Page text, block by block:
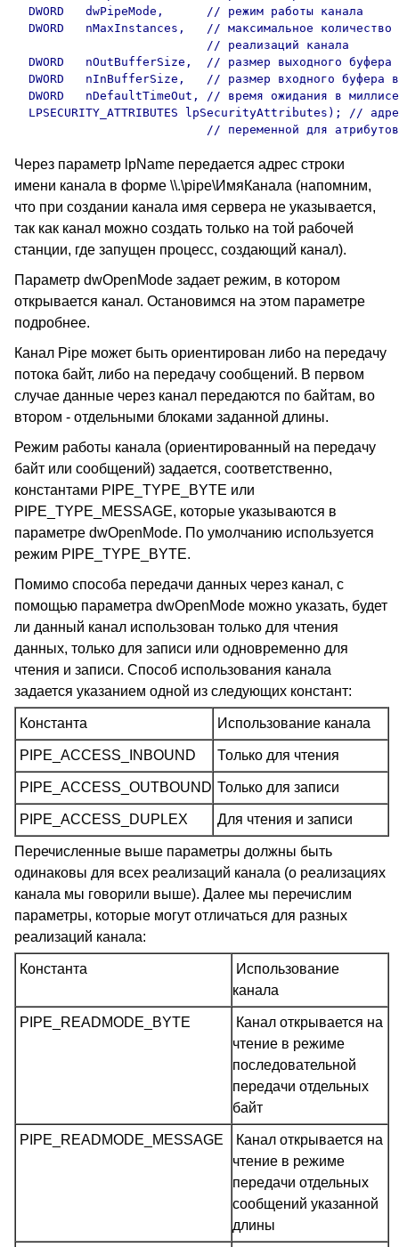
  DWORD   dwPipeMode,      // режим работы канала
  DWORD   nMaxInstances,   // максимальное количество
                           // реализаций канала
DWORD   nOutBufferSize,  // размер выходного
DWORD   nInBufferSize,   // размер входного буфера
DWORD   nDefaultTimeOut, // время ожидания в
LPSECURITY_ATTRIBUTES lpSecurityAttributes); //
Через параметр lpName передается адрес строки
имени канала в форме \\.\pipe\ИмяКанала (напомним,
что при создании канала имя сервера не указывается,
так как канал можно создать только на той рабочей
станции, где запущен процесс, создающий канал).
Параметр dwOpenMode задает режим, в котором
открывается канал. Остановимся на этом параметре
подробнее.
Канал Pipe может быть ориентирован либо на передачу
потока байт, либо на передачу сообщений. В первом
случае данные через канал передаются по байтам, во
втором - отдельными блоками заданной длины.
Режим работы канала (ориентированный на передачу
байт или сообщений) задается, соответственно,
константами PIPE_TYPE_BYTE или
PIPE_TYPE_MESSAGE, которые указываются в
параметре dwOpenMode. По умолчанию используется
режим PIPE_TYPE_BYTE.
Помимо способа передачи данных через канал, с
помощью параметра dwOpenMode можно указать, будет
ли данный канал использован только для чтения
данных, только для записи или одновременно для
чтения и записи. Способ использования канала
задается указанием одной из следующих констант:
Константа Использование канала
PIPE_ACCESS_INBOUND Только для чтения
PIPE_ACCESS_OUTBOUND Только для записи
PIPE_ACCESS_DUPLEX Для чтения и записи
Перечисленные выше параметры должны быть
одинаковы для всех реализаций канала (о реализациях
канала мы говорили выше). Далее мы перечислим
параметры, которые могут отличаться для разных
реализаций канала:
Константа
Использование
канала
PIPE_READMODE_BYTE
Канал открывается на
чтение в режиме
последовательной
передачи отдельных
байт
PIPE_READMODE_MESSAGE
Канал открывается на
чтение в режиме
передачи отдельных
сообщений указанной
длины